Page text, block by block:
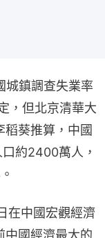
城鎮調查失業率
，但北京清華大
葵推算，中國
約2400萬人，
在中國宏觀經濟
中國經濟最大的